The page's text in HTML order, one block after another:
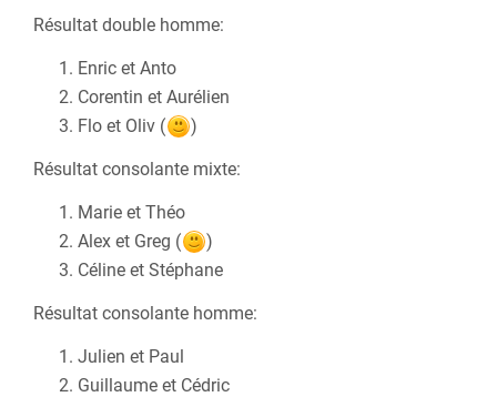
Résultat double homme:
Enric et Anto
Corentin et Aurélien
Flo et Oliv (
)
Résultat consolante mixte:
Marie et Théo
Alex et Greg (
)
Céline et Stéphane
Résultat consolante homme:
Julien et Paul
Guillaume et Cédric